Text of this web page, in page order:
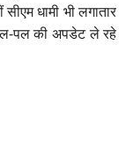
धामी भी लगातार
पल की अपडेट ले रहे